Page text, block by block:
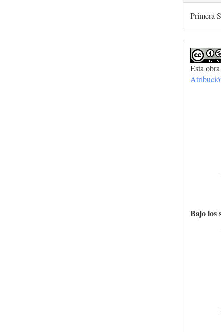
Primera
Esta
Bajo los